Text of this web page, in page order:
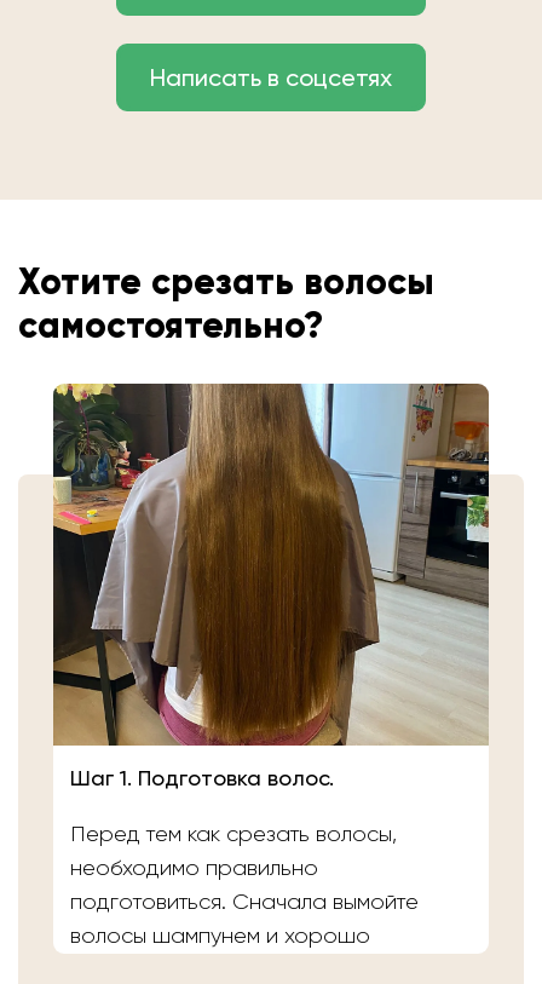
Написать в соцсетях
Хотите срезать волосы
самостоятельно?
Шаг 1. Подготовка волос.
Перед тем как срезать волосы,
необходимо правильно
подготовиться. Сначала вымойте
волосы шампунем и хорошо